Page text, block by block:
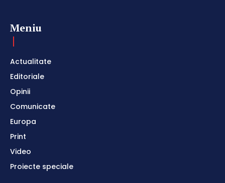
Meniu
Actualitate
Editoriale
Opinii
Comunicate
Europa
Print
Video
Proiecte speciale